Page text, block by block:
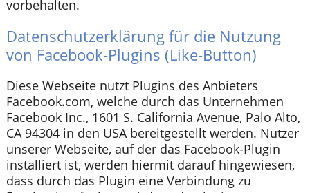
vorbehalten.
Datenschutzerklärung für die Nutzung
von Facebook-Plugins (Like-Button)
Diese Webseite nutzt Plugins des Anbieters
Facebook.com, welche durch das Unternehmen
Facebook Inc., 1601 S. California Avenue, Palo Alto,
CA 94304 in den USA bereitgestellt werden. Nutzer
unserer Webseite, auf der das Facebook-Plugin
installiert ist, werden hiermit darauf hingewiesen,
dass durch das Plugin eine Verbindung zu